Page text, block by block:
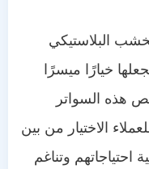
البلاستيكي
خيارًا ميسرًا
هذه السواتر
الاختيار من بين
وتناغم